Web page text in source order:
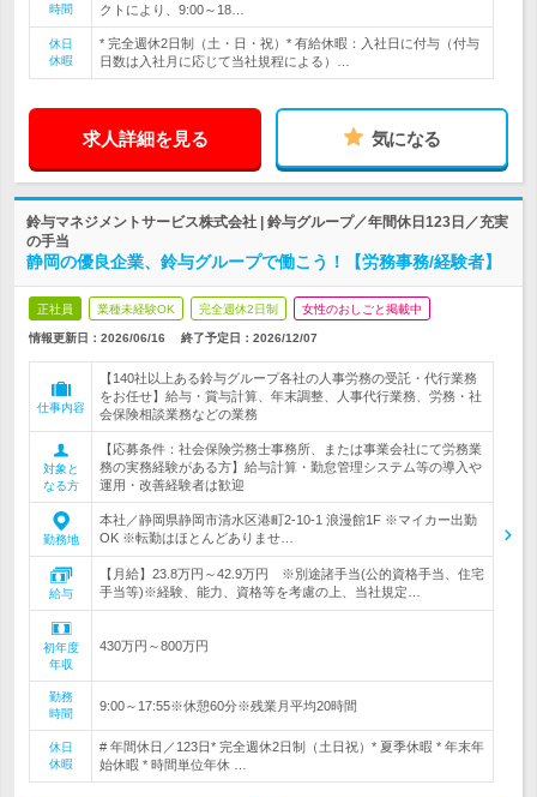
時間
クトにより、9:00～18…
休日
休暇
* 完全週休2日制（土・日・祝）* 有給休暇：入社日に付与（付与
日数は入社月に応じて当社規程による）…
求人詳細を見る 気になる
鈴与マネジメントサービス株式会社 | 鈴与グループ／年間休日123日／充実
の手当
静岡の優良企業、鈴与グループで働こう！【労務事務/経験者】
正社員 業種未経験OK 完全週休2日制 女性のおしごと掲載中
情報更新日：2026/06/16 終了予定日： 2026/12/07
仕事内容
【140社以上ある鈴与グループ各社の人事労務の受託・代行業務
をお任せ】給与・賞与計算、年末調整、人事代行業務、労務・社
会保険相談業務などの業務
対象と
なる方
【応募条件：社会保険労務士事務所、または事業会社にて労務業
務の実務経験がある方】給与計算・勤怠管理システム等の導入や
運用・改善経験者は歓迎
勤務地
本社／静岡県静岡市清水区港町2-10-1 浪漫館1F ※マイカー出勤
OK ※転勤はほとんどありませ…
給与
【月給】23.8万円～42.9万円 ※別途諸手当(公的資格手当、住宅
手当等)※経験、能力、資格等を考慮の上、当社規定…
初年度
年収
430万円～800万円
勤務
時間
9:00～17:55※休憩60分※残業月平均20時間
休日
休暇
# 年間休日／123日* 完全週休2日制（土日祝）* 夏季休暇 * 年末年
始休暇 * 時間単位年休 …